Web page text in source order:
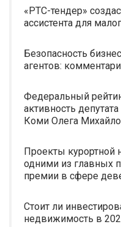
«РТС-тендер»
ассистента для
Безопасность
агентов:
Федеральный
активность
Коми Олега
Проекты курортной
одними из главных
премии в сфере
Стоит ли
недвижимость в